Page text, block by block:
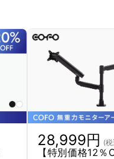
28,999円 (
【特別価格12